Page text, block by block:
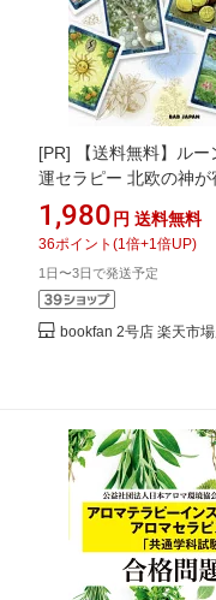
[PR]
【送料無料】ル
運セラピー 北欧の神が
上田みさと
1,980 円 送料無料
36ポイント (1倍+1倍UP)
1日〜3日で発送予定
bookfan 2号店 楽天市